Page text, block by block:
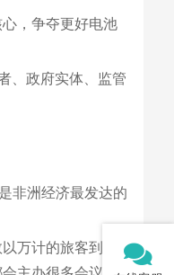
，争夺更好电池
、政府实体、监管
非洲经济最发达的
万计的旅客到